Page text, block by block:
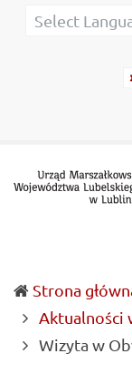
Urząd
Informacje o
Strona
Aktualności
Wizyta w